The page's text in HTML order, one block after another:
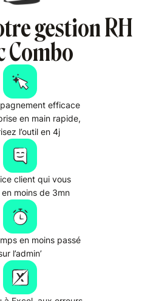
gestion RH
Combo
efficace
en main rapide,
l’outil en 4j
client qui vous
moins de 3mn
en moins passé
l’admin’